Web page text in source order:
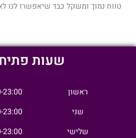
טווח נמוך ומשקל כבד שיאפשרו לנו
שעות
ראשון
שני
שלישי
23:00
23:00
23:00